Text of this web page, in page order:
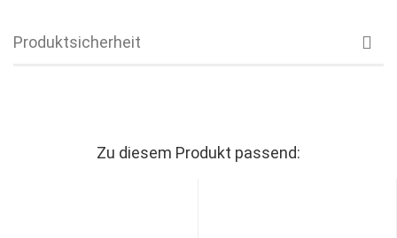
Produktsicherheit
Zu diesem Produkt passend: